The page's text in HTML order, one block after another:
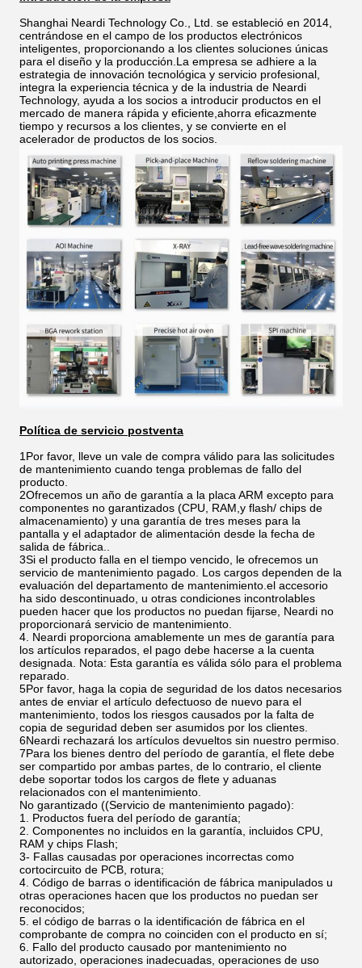
Shanghai Neardi Technology Co., Ltd. se estableció en 2014,
centrándose en el campo de los productos electrónicos
inteligentes, proporcionando a los clientes soluciones únicas
para el diseño y la producción.La empresa se adhiere a la
estrategia de innovación tecnológica y servicio profesional,
integra la experiencia técnica y de la industria de Neardi
Technology, ayuda a los socios a introducir productos en el
mercado de manera rápida y eficiente,ahorra eficazmente
tiempo y recursos a los clientes, y se convierte en el
acelerador de productos de los socios.
Política de servicio postventa
1Por favor, lleve un vale de compra válido para las solicitudes
de mantenimiento cuando tenga problemas de fallo del
producto.
2Ofrecemos un año de garantía a la placa ARM excepto para
componentes no garantizados (CPU, RAM,y flash/ chips de
almacenamiento) y una garantía de tres meses para la
pantalla y el adaptador de alimentación desde la fecha de
salida de fábrica..
3Si el producto falla en el tiempo vencido, le ofrecemos un
servicio de mantenimiento pagado. Los cargos dependen de la
evaluación del departamento de mantenimiento.el accesorio
ha sido descontinuado, u otras condiciones incontrolables
pueden hacer que los productos no puedan fijarse, Neardi no
proporcionará servicio de mantenimiento.
4. Neardi proporciona amablemente un mes de garantía para
los artículos reparados, el pago debe hacerse a la cuenta
designada. Nota: Esta garantía es válida sólo para el problema
reparado.
5Por favor, haga la copia de seguridad de los datos necesarios
antes de enviar el artículo defectuoso de nuevo para el
mantenimiento, todos los riesgos causados por la falta de
copia de seguridad deben ser asumidos por los clientes.
6Neardi rechazará los artículos devueltos sin nuestro permiso.
7Para los bienes dentro del período de garantía, el flete debe
ser compartido por ambas partes, de lo contrario, el cliente
debe soportar todos los cargos de flete y aduanas
relacionados con el mantenimiento.
No garantizado ((Servicio de mantenimiento pagado):
1. Productos fuera del período de garantía;
2. Componentes no incluidos en la garantía, incluidos CPU,
RAM y chips Flash;
3- Fallas causadas por operaciones incorrectas como
cortocircuito de PCB, rotura;
4. Código de barras o identificación de fábrica manipulados u
otras operaciones hacen que los productos no puedan ser
reconocidos;
5. el código de barras o la identificación de fábrica en el
comprobante de compra no coinciden con el producto en sí;
6. Fallo del producto causado por mantenimiento no
autorizado, operaciones inadecuadas, operaciones de uso